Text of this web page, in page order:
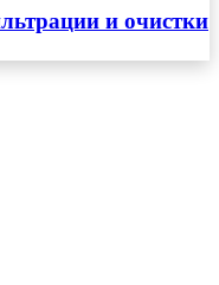
и очистки